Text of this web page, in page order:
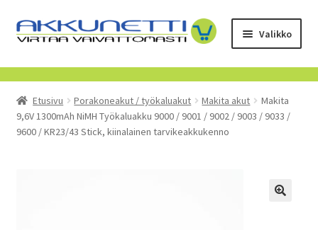
Siirry
navigointiin
Siirry
sisältöön
Valikko
Kauppa
Tietoa meistä
Etusivu Porakoneakut / työkaluakut Makita akut
Makita
9,6V 1300mAh NiMH Työkaluakku 9000 / 9001 / 9002 / 9003 / 9033 /
9600 / KR23/43 Stick, kiinalainen tarvikeakkukenno